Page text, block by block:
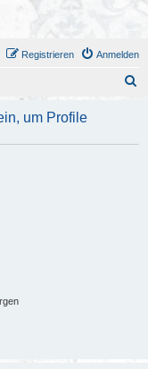
Anmelden
Registrieren
h
um Profile